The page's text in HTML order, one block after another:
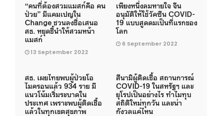
“คนที่ต้องสวมแมสก์คือ คน
ป่วย” มีแคมเปญใน
Change ชวนลงชื่อเสนอ
สธ. หยุดชี้นำให้สวมหน้า
แมสก์
13 September 2022
เพียงหนึ่งลมหายใจ จีน
อนุมัติให้ใช้วัคซีน COVID-
19 แบบสูดดมเป็นที่แรกของ
โลก
6 September 2022
สธ. เผยไทยพบผู้ป่วยโอ
ไมครอนแล้ว 934 ราย มี
แนวโน้มเริ่มระบาดใน
ประเทศ เพราะพบผู้ติดเชื้อ
แล้วในทุกเขตสุขภาพ
สึนามิผู้ติดเชื้อ สถานการณ์
COVID-19 ในสหรัฐฯ และ
ยุโรปเป็นอย่างไร ทำไมทุบ
สถิติใหม่ทุกวัน และน่า
กังวลแค่ไหน